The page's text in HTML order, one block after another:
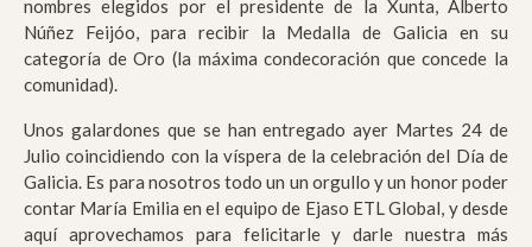
nombres elegidos por el presidente de la Xunta, Alberto
Núñez Feijóo, para recibir la Medalla de Galicia en su
categoría de Oro (la máxima condecoración que concede la
comunidad).
Unos galardones que se han entregado ayer Martes 24 de
Julio coincidiendo con la víspera de la celebración del Día de
Galicia. Es para nosotros todo un un orgullo y un honor poder
contar María Emilia en el equipo de Ejaso ETL Global, y desde
aquí aprovechamos para felicitarle y darle nuestra más